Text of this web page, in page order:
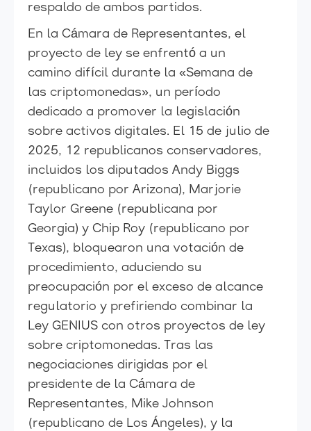
respaldo de ambos partidos.
En la Cámara de Representantes, el
proyecto de ley se enfrentó a un
camino difícil durante la «Semana de
las criptomonedas», un período
dedicado a promover la legislación
sobre activos digitales. El 15 de julio de
2025, 12 republicanos conservadores,
incluidos los diputados Andy Biggs
(republicano por Arizona), Marjorie
Taylor Greene (republicana por
Georgia) y Chip Roy (republicano por
Texas), bloquearon una votación de
procedimiento, aduciendo su
preocupación por el exceso de alcance
regulatorio y prefiriendo combinar la
Ley GENIUS con otros proyectos de ley
sobre criptomonedas. Tras las
negociaciones dirigidas por el
presidente de la Cámara de
Representantes, Mike Johnson
(republicano de Los Ángeles), y la